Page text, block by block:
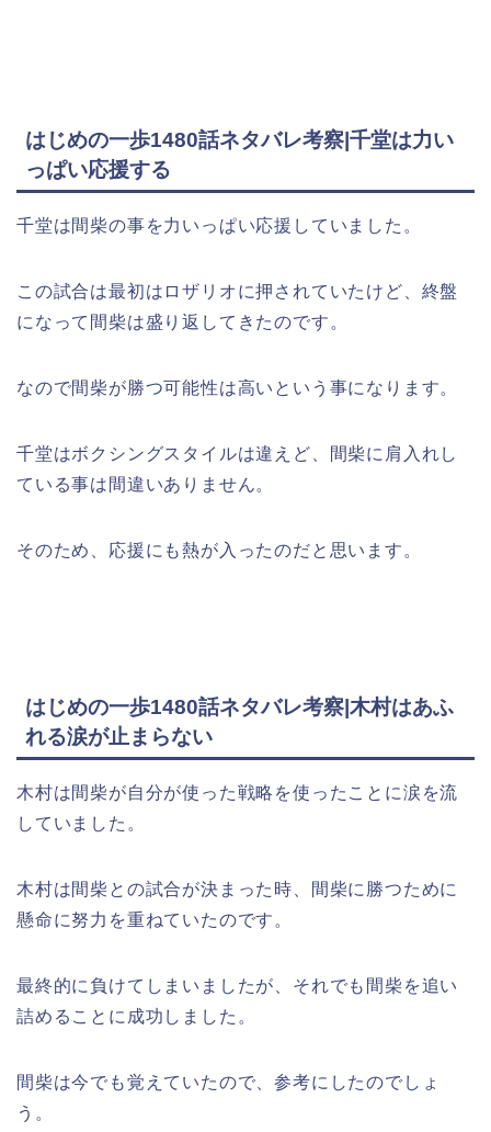
はじめの一歩1480話ネタバレ考察|千堂は力い
っぱい応援する
千堂は間柴の事を力いっぱい応援していました。
この試合は最初はロザリオに押されていたけど、終盤
になって間柴は盛り返してきたのです。
なので間柴が勝つ可能性は高いという事になります。
千堂はボクシングスタイルは違えど、間柴に肩入れし
ている事は間違いありません。
そのため、応援にも熱が入ったのだと思います。
はじめの一歩1480話ネタバレ考察|木村はあふ
れる涙が止まらない
木村は間柴が自分が使った戦略を使ったことに涙を流
していました。
木村は間柴との試合が決まった時、間柴に勝つために
懸命に努力を重ねていたのです。
最終的に負けてしまいましたが、それでも間柴を追い
詰めることに成功しました。
間柴は今でも覚えていたので、参考にしたのでしょ
う。